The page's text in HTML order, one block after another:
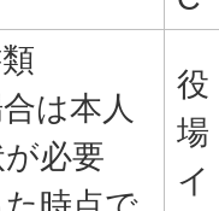
は本人
必要
役
場
イ